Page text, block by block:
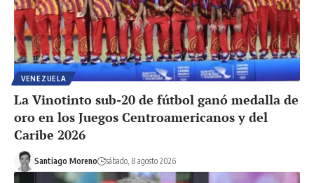
VENEZUELA
La Vinotinto sub-20 de fútbol ganó medalla de
oro en los Juegos Centroamericanos y del
Caribe 2026
Santiago Moreno sábado, 8 agosto 2026